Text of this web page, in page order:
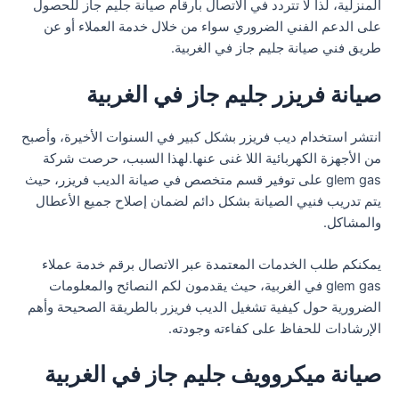
المنزلية، لذا لا تتردد في الاتصال بأرقام صيانة جليم جاز للحصول
على الدعم الفني الضروري سواء من خلال خدمة العملاء أو عن
طريق فني صيانة جليم جاز في الغربية.
صيانة فريزر جليم جاز في الغربية
انتشر استخدام ديب فريزر بشكل كبير في السنوات الأخيرة، وأصبح
من الأجهزة الكهربائية اللا غنى عنها.لهذا السبب، حرصت شركة
glem gas على توفير قسم متخصص في صيانة الديب فريزر، حيث
يتم تدريب فنيي الصيانة بشكل دائم لضمان إصلاح جميع الأعطال
والمشاكل.
يمكنكم طلب الخدمات المعتمدة عبر الاتصال برقم خدمة عملاء
glem gas في الغربية، حيث يقدمون لكم النصائح والمعلومات
الضرورية حول كيفية تشغيل الديب فريزر بالطريقة الصحيحة وأهم
الإرشادات للحفاظ على كفاءته وجودته.
صيانة ميكروويف جليم جاز في الغربية